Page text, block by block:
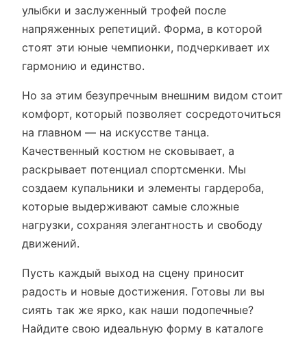
улыбки и заслуженный трофей после
напряженных репетиций. Форма, в которой
стоят эти юные чемпионки, подчеркивает их
гармонию и единство.
Но за этим безупречным внешним видом стоит
комфорт, который позволяет сосредоточиться
на главном — на искусстве танца.
Качественный костюм не сковывает, а
раскрывает потенциал спортсменки. Мы
создаем купальники и элементы гардероба,
которые выдерживают самые сложные
нагрузки, сохраняя элегантность и свободу
движений.
Пусть каждый выход на сцену приносит
радость и новые достижения. Готовы ли вы
сиять так же ярко, как наши подопечные?
Найдите свою идеальную форму в каталоге